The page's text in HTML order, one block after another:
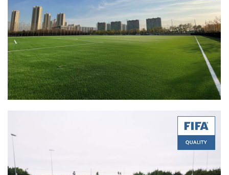
Quality:FIFA Quality Pro
Product:Ultrasport 50-AH2
Certificate Date:11/18/2022